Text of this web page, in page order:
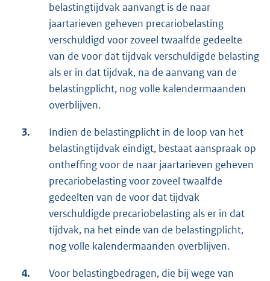
belastingtijdvak aanvangt is de naar
jaartarieven geheven precariobelasting
verschuldigd voor zoveel twaalfde gedeelte
van de voor dat tijdvak verschuldigde belasting
als er in dat tijdvak, na de aanvang van de
belastingplicht, nog volle kalendermaanden
overblijven.
3.
Indien de belastingplicht in de loop van het
belastingtijdvak eindigt, bestaat aanspraak op
ontheffing voor de naar jaartarieven geheven
precariobelasting voor zoveel twaalfde
gedeelten van de voor dat tijdvak
verschuldigde precariobelasting als er in dat
tijdvak, na het einde van de belastingplicht,
nog volle kalendermaanden overblijven.
4.
Voor belastingbedragen, die bij wege van